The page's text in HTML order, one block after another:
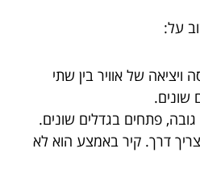
על:
ויציאה של אוויר בין שתי
שונים.
גובה, פתחים בגדלים שונים.
צריך דרך. קיר באמצע הוא לא